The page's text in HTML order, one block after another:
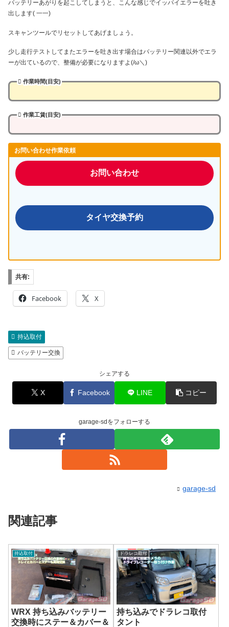
バッテリーあがりを起こしてしまうと、こんな感じでイッパイエラーを吐き
出します( 一一)
スキャンツールでリセットしてあげましょう。
少し走行テストしてまたエラーを吐き出す場合はバッテリー関連以外でエラ
ーが出ているので、整備が必要になりますよ(/ω＼)
作業時間(目安)
作業工賃(目安)
お問い合わせ作業依頼
お問い合わせ
タイヤ交換予約
共有:
Facebook X
持込取付
バッテリー交換
シェアする
X Facebook LINE コピー
garage-sdをフォローする
garage-sd
関連記事
持込取付
WRX 持ち込みバッテリー
交換時にステー＆カバー＆
ドラレコ取付
持ち込みでドラレコ取付
タント